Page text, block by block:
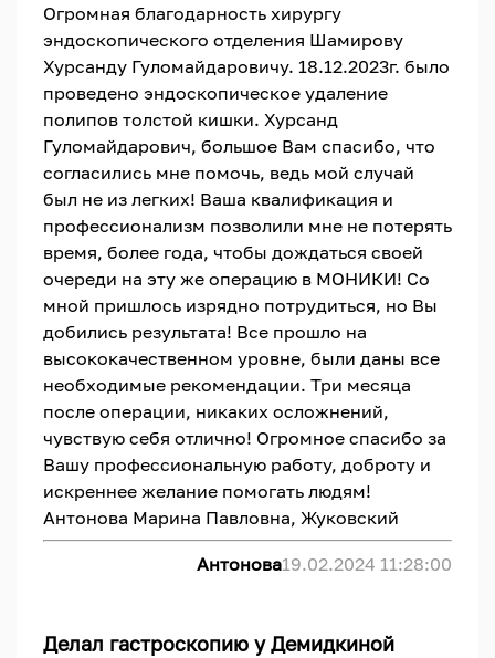
Огромная благодарность хирургу
эндоскопического отделения Шамирову
Хурсанду Гуломайдаровичу. 18.12.2023г. было
проведено эндоскопическое удаление
полипов толстой кишки. Хурсанд
Гуломайдарович, большое Вам спасибо, что
согласились мне помочь, ведь мой случай
был не из легких! Ваша квалификация и
профессионализм позволили мне не потерять
время, более года, чтобы дождаться своей
очереди на эту же операцию в МОНИКИ! Со
мной пришлось изрядно потрудиться, но Вы
добились результата! Все прошло на
высококачественном уровне, были даны все
необходимые рекомендации. Три месяца
после операции, никаких осложнений,
чувствую себя отлично! Огромное спасибо за
Вашу профессиональную работу, доброту и
искреннее желание помогать людям!
Антонова Марина Павловна, Жуковский
Антонова19.02.2024 11:28:00
Делал гастроскопию у Демидкиной